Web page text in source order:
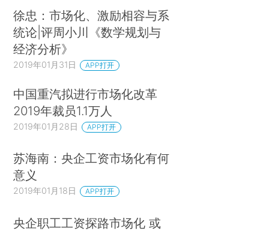
所有制产生了自己的代理问题。正如最近在巴西发
生的那样，这些独特的治理挑战导致的问题不断引
发丑闻。巴西石油股份有限公司（简称“巴西石油公
司”）是一家政府控制的石油巨头，其股票在国内和
司治理和业绩稳健的国际典范，（*4.THE WORLD
BANK，CORPORATE GOVERNANCE OF STATE-
OWNED ENTERPRISES：A TOOLKIT 44-
5（2014）（citing Petrobras among “several
successful listed SOEs\[that\]are recognized as
world leaders”）；Francisco Flores Macias &
Enterprises：Should We Be Afraid?，HARV.
徐忠：市场化、激励相容与系
统论|评周小川《数学规划与
经济分析》
2019年01月31日 APP打开
中国重汽拟进行市场化改革
2019年裁员1.1万人
2019年01月28日 APP打开
苏海南：央企工资市场化有何
意义
2019年01月18日 APP打开
央企职工工资探路市场化 或